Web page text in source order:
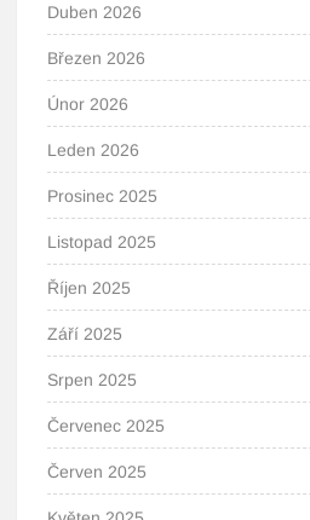
Duben 2026
Březen 2026
Únor 2026
Leden 2026
Prosinec 2025
Listopad 2025
Říjen 2025
Září 2025
Srpen 2025
Červenec 2025
Červen 2025